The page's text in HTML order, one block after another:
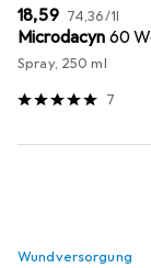
EUR
18,59 EUR
74,36/1l
Microdacyn 60
Spray, 250 ml
7
Wundversorgung